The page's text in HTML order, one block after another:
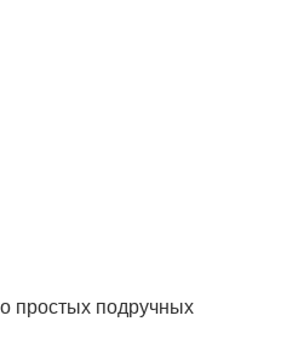
простых подручных